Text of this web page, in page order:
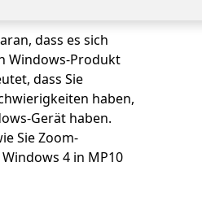
dass es sich
Windows-Produkt
dass Sie
haben,
Gerät haben.
Sie Zoom-
4 in MP10